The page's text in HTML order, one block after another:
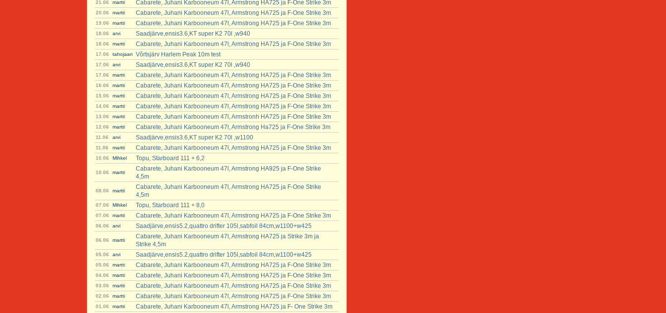
21.06 martti Cabarete, Juhani Karbooneum 47l, Armstrong HA725 ja F-One Strike 3m
20.06 martti Cabarete, Juhani Karbooneum 47l, Armstrong HA725 ja F-One Strike 3m
19.06 martti Cabarete, Juhani Karbooneum 47l, Armstrong HA725 ja F-One Strike 3m
18.06 arvi Saadjärve,ensis3.6,KT super K2 70l ,w940
18.06 martti Cabarete, Juhani Karbooneum 47l, Armstrong HA725 ja F-One Strike 3m
17.06 tahojaan Võrtsjärv Harlem Peak 10m test
17.06 arvi Saadjärve,ensis3.6,KT super K2 70l ,w940
17.06 martti Cabarete, Juhani Karbooneum 47l, Armstrong HA725 ja F-One Strike 3m
16.06 martti Cabarete, Juhani Karbooneum 47l, Armstrong HA725 ja F-One Strike 3m
15.06 martti Cabarete, Juhani Karbooneum 47l, Armstrong HA725 ja F-One Strike 3m
14.06 martti Cabarete, Juhani Karbooneum 47l, Armstrong HA725 ja F-One Strike 3m
13.06 martti Cabarete, Juhani Karbooneum 47l, Armstronh HA725 ja F-One Strike 3m
12.06 martti Cabarete, Juhani Karbooneum 47l, Armstrong Ha725 ja F-One Strike 3m
11.06 arvi Saadjärve,ensis3.6,KT super K2 70l ,w1100
11.06 martti Cabarete, Juhani Karbooneum 47l, Armstrong HA725 ja F-One Strike 3m
10.06 Mihkel Topu, Starboard 111 + 6,2
10.06 martti
Cabarete, Juhani Karbooneum 47l, Armstrong HA925 ja F-One Strike
4,5m
08.06 martti
Cabarete, Juhani Karbooneum 47l, Armstrong HA725 ja F-One Strike
4,5m
07.06 Mihkel Topu, Starboard 111 + 8,0
07.06 martti Cabarete, Juhani Karbooneum 47l, Armstrong HA725 ja F-One Strike 3m
06.06 arvi Saadjärve,ensis5.2,quattro drifter 105l,sabfoil 84cm,w1100+w425
06.06 martti
Cabarete, Juhani Karbooneum 47l, Armstrong HA725 ja Strike 3m ja
Strike 4,5m
05.06 arvi Saadjärve,ensis5.2,quattro drifter 105l,sabfoil 84cm,w1100+w425
05.06 martti Cabarete, Juhani Karbooneum 47l, Armstrong HA725 ja F-One Strike 3m
04.06 martti Cabarete, Juhani Karbooneum 47l, Armstrong HA725 ja F-One Strike 3m
03.06 martti Cabarete, Juhani Karbooneum 47l, Armstrong HA725 ja F-One Strike 3m
02.06 martti Cabarete, Juhani Karbooneum 47l, Armstrong HA725 ja F-One Strike 3m
01.06 martti Cabarete, Juhani Karbooneum 47l, Armstrong HA725 ja F- One Strike 3m